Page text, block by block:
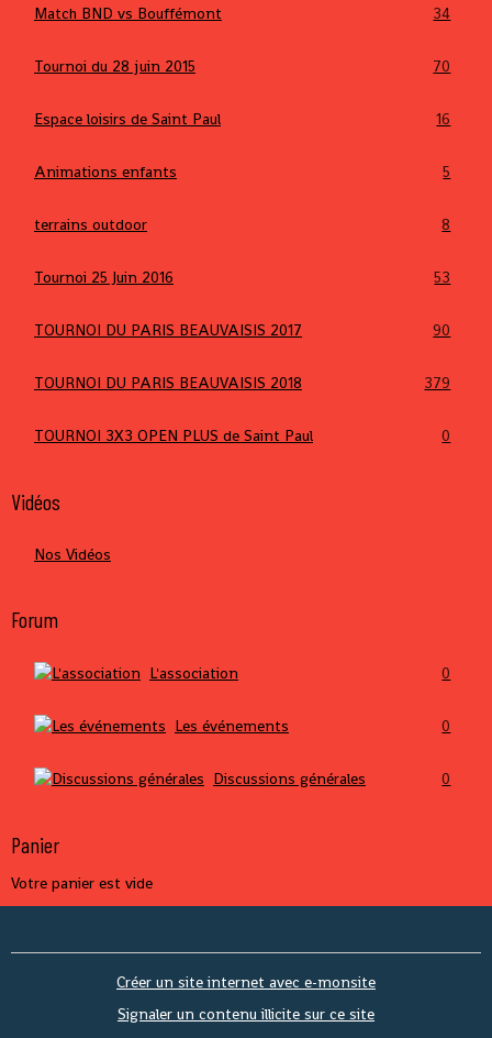
Match BND vs Bouffémont 34
Tournoi du 28 juin 2015 70
Espace loisirs de Saint Paul 16
Animations enfants 5
terrains outdoor 8
Tournoi 25 Juin 2016 53
TOURNOI DU PARIS BEAUVAISIS 2017 90
TOURNOI DU PARIS BEAUVAISIS 2018 379
TOURNOI 3X3 OPEN PLUS de Saint Paul 0
Vidéos
Nos Vidéos
Forum
L'association 0
Les événements 0
Discussions générales 0
Panier
Votre panier est vide
Créer un site internet avec e-monsite
Signaler un contenu illicite sur ce site